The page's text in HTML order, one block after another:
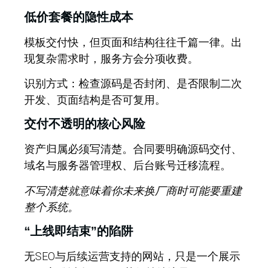
低价套餐的隐性成本
模板交付快，但页面和结构往往千篇一律。出
现复杂需求时，服务方会分项收费。
识别方式：检查源码是否封闭、是否限制二次
开发、页面结构是否可复用。
交付不透明的核心风险
资产归属必须写清楚。合同要明确源码交付、
域名与服务器管理权、后台账号迁移流程。
不写清楚就意味着你未来换厂商时可能要重建
整个系统。
“上线即结束”的陷阱
无SEO与后续运营支持的网站，只是一个展示